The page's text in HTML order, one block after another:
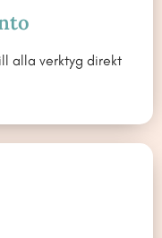
alla verktyg direkt